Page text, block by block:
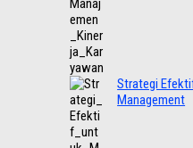
Strategi
Management